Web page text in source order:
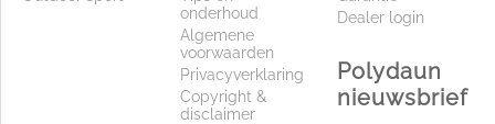
onderhoud
Algemene
voorwaarden
Privacyverklaring
Copyright &
disclaimer
Dealer login
Polydaun
nieuwsbrief